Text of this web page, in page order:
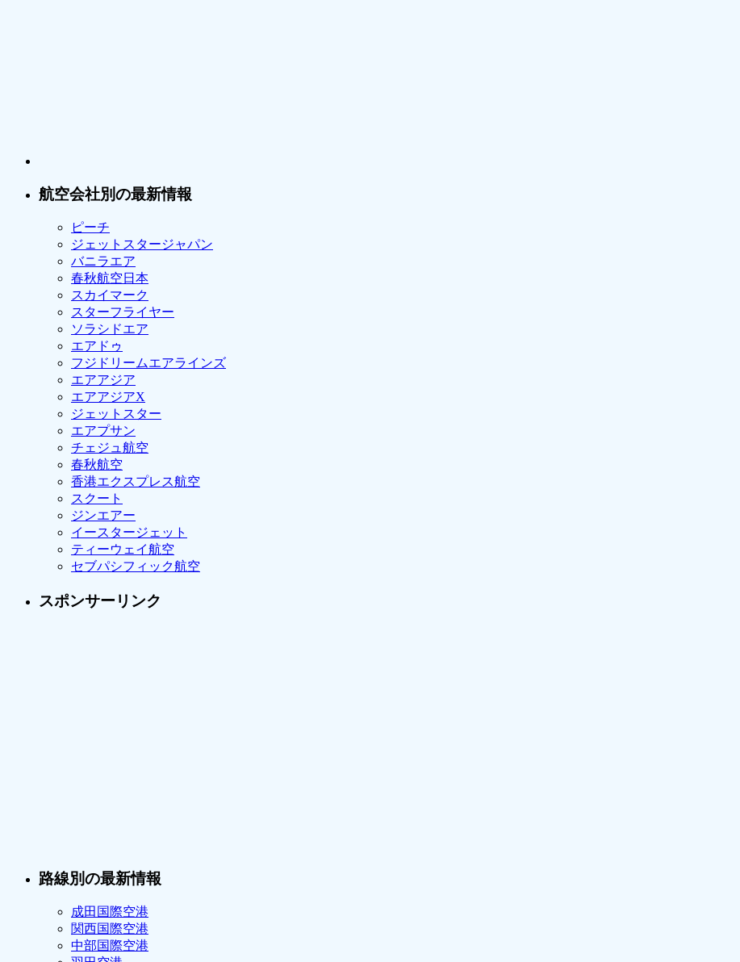
航空会社別の最新情報
ピーチ
ジェットスタージャパン
バニラエア
春秋航空日本
スカイマーク
スターフライヤー
ソラシドエア
エアドゥ
フジドリームエアラインズ
エアアジア
エアアジアX
ジェットスター
エアプサン
チェジュ航空
春秋航空
香港エクスプレス航空
スクート
ジンエアー
イースタージェット
ティーウェイ航空
セブパシフィック航空
スポンサーリンク
路線別の最新情報
成田国際空港
関西国際空港
中部国際空港